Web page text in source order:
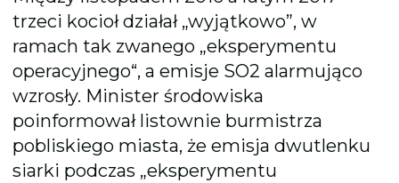
trzeci kocioł działał „wyjątkowo”, w
ramach tak zwanego „eksperymentu
operacyjnego“, a emisje SO2 alarmująco
wzrosły. Minister środowiska
poinformował listownie burmistrza
pobliskiego miasta, że emisja dwutlenku
siarki podczas „eksperymentu